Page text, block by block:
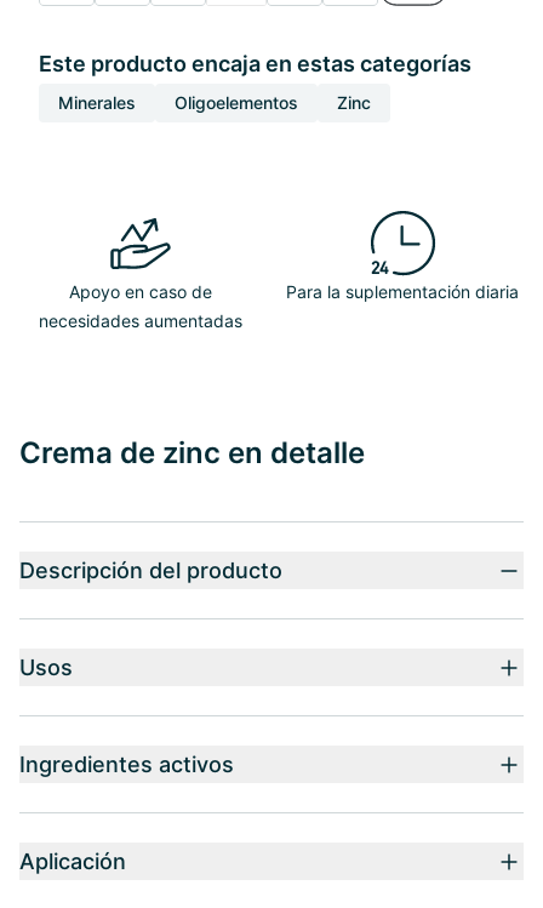
Este producto encaja en estas categorías
Minerales Oligoelementos Zinc
Apoyo en caso de
necesidades aumentadas
Para la suplementación diaria
Crema de zinc en detalle
Descripción del producto
Usos
Ingredientes activos
Aplicación